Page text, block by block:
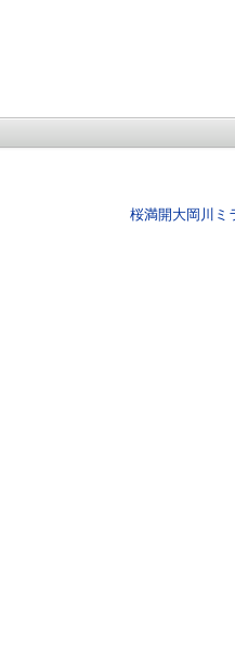
桜満開大岡川ミ